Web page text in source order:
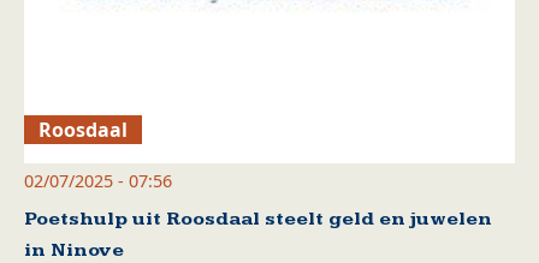
Roosdaal
02/07/2025 - 07:56
Poetshulp uit Roosdaal steelt geld en juwelen
in Ninove